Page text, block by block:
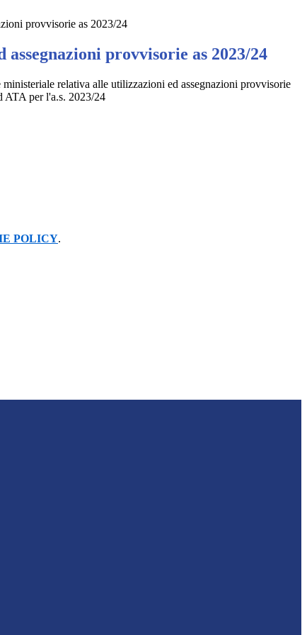
provvisorie as 2023/24
provvisorie as 2023/24
relativa alle utilizzazioni ed assegnazioni provvisorie
ATA per l'a.s. 2023/24
POLICY.